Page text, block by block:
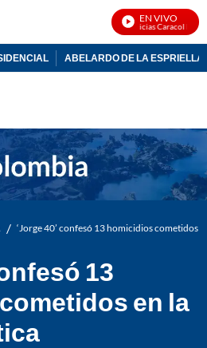
EN VIVO
Noticias Caracol En
ABELARDO DE LA ESPRIELLA
/ ‘Jorge 40’ confesó 13 homicidios cometidos
13
en la